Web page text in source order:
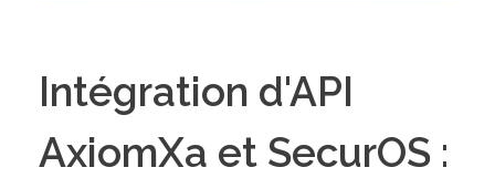
Intégration d'API
AxiomXa et SecurOS :